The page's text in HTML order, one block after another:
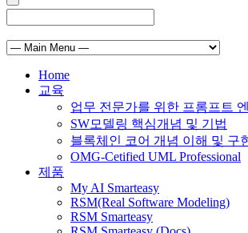
Home
교육
업무 전문가를 위한 프롬프트
SW모델링 핵심개념 및 기법
블록체인 코어 개념 이해 및 구
OMG-Cetified UML Professional
제품
My AI Smarteasy
RSM(Real Software Modeling)
RSM Smarteasy